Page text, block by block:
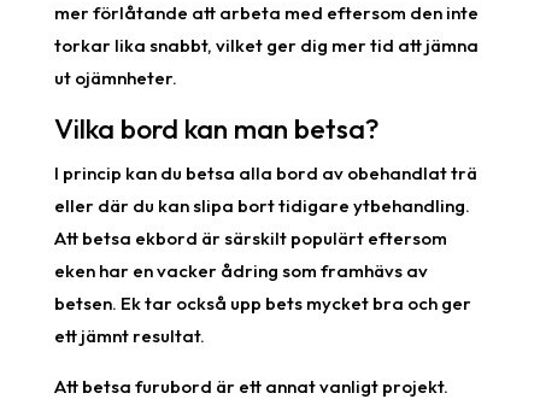
mer förlåtande att arbeta med eftersom den inte
torkar lika snabbt, vilket ger dig mer tid att jämna
ut ojämnheter.
Vilka bord kan man betsa?
I princip kan du betsa alla bord av obehandlat trä
eller där du kan slipa bort tidigare ytbehandling.
Att betsa ekbord är särskilt populärt eftersom
eken har en vacker ådring som framhävs av
betsen. Ek tar också upp bets mycket bra och ger
ett jämnt resultat.
Att betsa furubord är ett annat vanligt projekt.